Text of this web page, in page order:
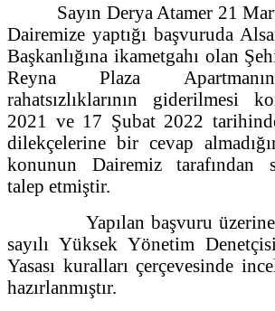
Sayın Derya Atamer 21
Dairemize yaptığı başvuruda
Başkanlığına ikametgahı olan
Reyna Plaza
rahatsızlıklarının giderilmesi
2021 ve 17 Şubat 2022
dilekçelerine bir cevap
konunun Dairemiz tarafından
talep etmiştir.
Yapılan başvuru üzerine
sayılı Yüksek Yönetim
Yasası kuralları çerçevesinde
hazırlanmıştır.